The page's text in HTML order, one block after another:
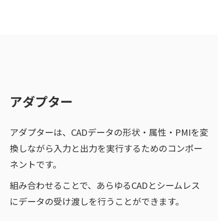
アダプター
アダプターは、CADデータの形状・属性・PMIを変
換しながら入力と出力を実行するためのコンポー
ネントです。
組み合わせることで、あらゆるCADとシームレス
にデータの受け渡しを行うことができます。